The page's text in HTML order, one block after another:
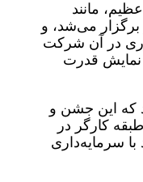
مانند
می‌شد، و
در آن شرکت
نمایش قدرت
که این جشن و
کارگر در
با سرمایه‌داری